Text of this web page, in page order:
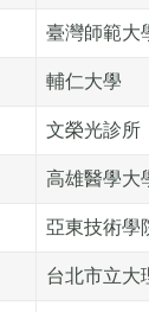
臺灣師範大
輔仁大學
文榮光診所
高雄醫學大
亞東技術學
台北市立大